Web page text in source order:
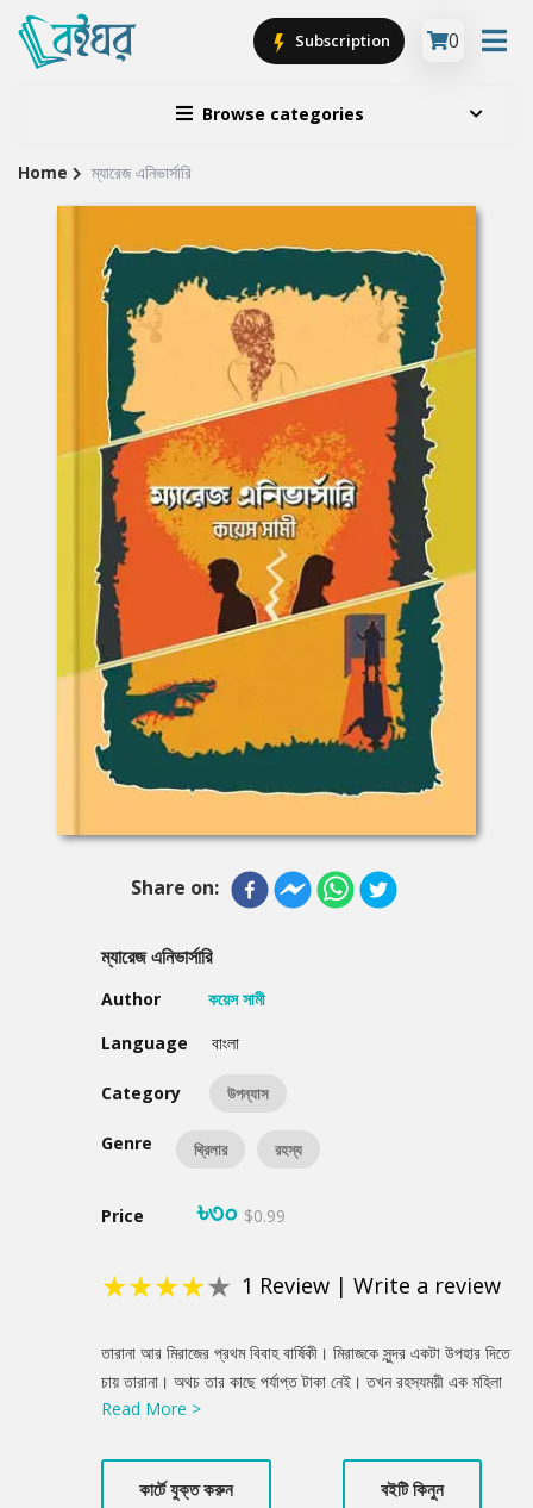
Browse categories
Subscription 0
Site
Breadcrumb
Home ম্যারেজ এনিভার্সারি
Share on:
ম্যারেজ এনিভার্সারি
Author
কয়েস সামী
Language
বাংলা
Category উপন্যাস
Genre থ্রিলার রহস্য
Price ৳৩০ $0.99
★★★★★ 1 Review | Write a review
Product
Summery
তারানা আর মিরাজের প্রথম বিবাহ বার্ষিকী। মিরাজকে সুন্দর একটা উপহার দিতে
চায় তারানা। অথচ তার কাছে পর্যাপ্ত টাকা নেই। তখন রহস্যময়ী এক মহিলা
তার এই সমস্যা সমাধানে লোভনীয় একটা প্রস্তাব নিয়ে আসে। কাঙ্খিত সেই
হয়ে যায়। কিন্তু তারানা ভাবতেও পারেনি উপহার দেয়ার তীব্র এই ইচ্ছাটা তার
জীবনে কতটা ভয়ংকর এক ঘটনার জন্ম দেবে......
Read More >
কার্টে যুক্ত করুন বইটি কিনুন